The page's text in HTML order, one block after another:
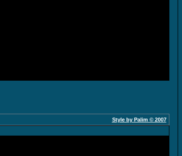
Style by Palim © 2007